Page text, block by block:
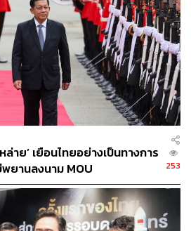
กล่าวแสดงความขอบคุณทาง
ทสมอลล์รูม และผู้มีส่วนเกี่ยวข้อง
ด้รับประสบการณ์ดีๆ เช่นนี้ สำหรับ
ยออกมาให้รับชมกันเมื่อเดือน
อว่ามาในช่วงเวลาเหมาะสมที่ทุก
ไปนาน จึงกลายเป็นกระดุมเม็ดแรก
Colour ตีกลับขึ้นมา มีแฟนเพลงรุ่น
งเกิลใหม่ของพวกเขา และตาม
นเพิ่มมากขึ้นด้วยเช่นกัน
าย’ เยือนไทยอย่างเป็นทางการ
ยานลงนาม MOU
253